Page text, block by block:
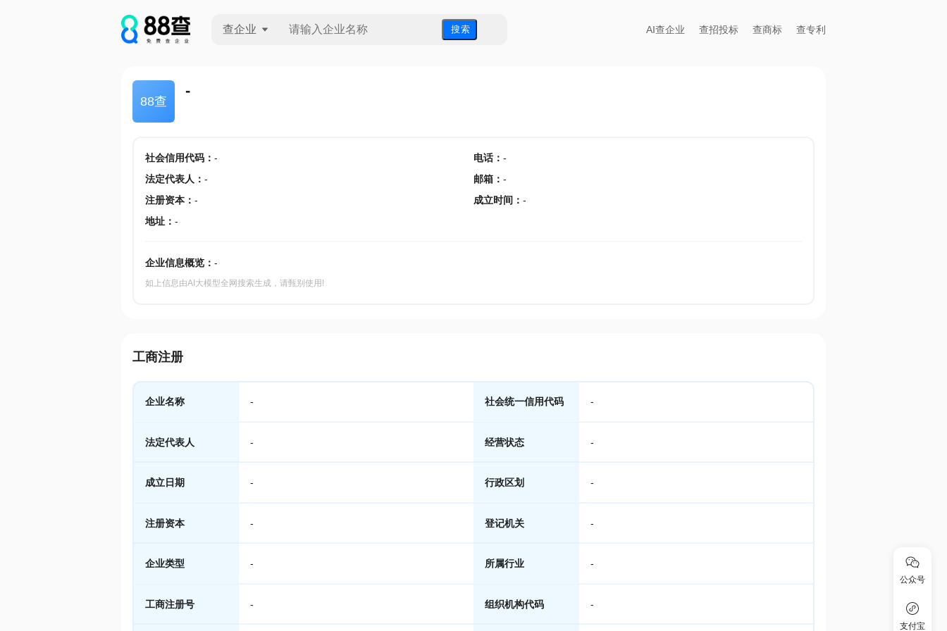
查企业 搜 索 AI查企业 查招投标 查商标 查专利
88查
-
社会信用代码： - 电话： -
法定代表人 ： - 邮箱 ： -
注册资本： - 成立时间 ： -
地址： -
企业信息概览： -
如上信息由AI大模型全网搜索生成，请甄别使用!
工商注册
企业名称 - 社会统一信用代码 -
法定代表人 - 经营状态 -
成立日期 - 行政区划 -
注册资本 - 登记机关 -
企业类型 - 所属行业 -
工商注册号 - 组织机构代码 -
公众号
支付宝